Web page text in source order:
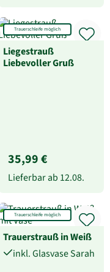
Trauerschleife möglich
Liegestrauß
Liebevoller Gruß
35,99 €
Lieferbar ab 12.08.
Trauerschleife möglich
Trauerstrauß in Weiß
inkl. Glasvase Sarah